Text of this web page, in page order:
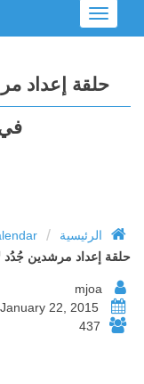
Toggle
navigation
حلقة إعداد
الرئيسية /
حلقة إعداد مرشدين جُدُد
437